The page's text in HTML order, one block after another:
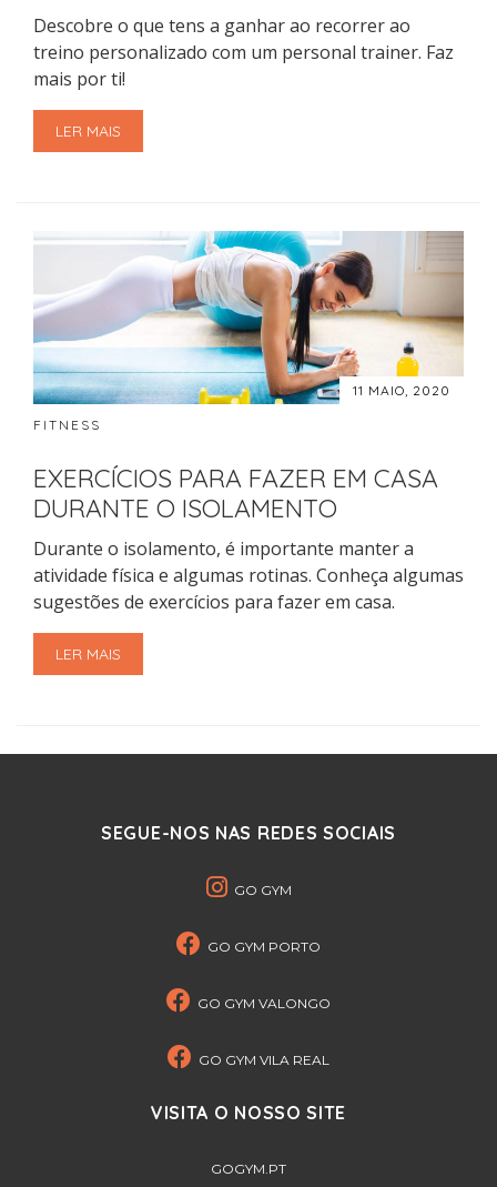
Descobre o que tens a ganhar ao recorrer ao
treino personalizado com um personal trainer. Faz
mais por ti!
LER MAIS
11 MAIO, 2020
FITNESS
EXERCÍCIOS PARA FAZER EM CASA
DURANTE O ISOLAMENTO
Durante o isolamento, é importante manter a
atividade física e algumas rotinas. Conheça algumas
sugestões de exercícios para fazer em casa.
LER MAIS
SEGUE-NOS NAS REDES SOCIAIS
GO GYM
GO GYM PORTO
GO GYM VALONGO
GO GYM VILA REAL
VISITA O NOSSO SITE
GOGYM.PT